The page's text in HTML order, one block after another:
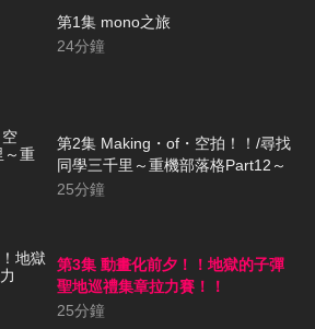
第1集 mono之旅
24分鐘
第2集 Making・of・空拍！！/尋找
同學三千里～重機部落格Part12～
25分鐘
第3集 動畫化前夕！！地獄的子彈
聖地巡禮集章拉力賽！！
25分鐘